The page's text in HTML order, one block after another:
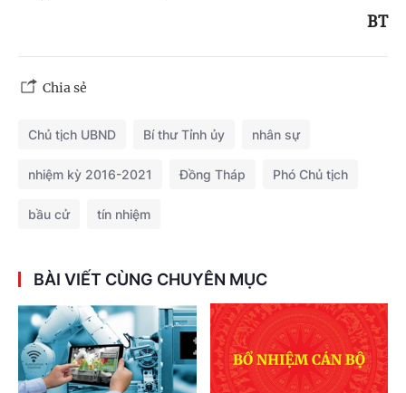
BT
Chia sẻ
Chủ tịch UBND Bí thư Tỉnh ủy nhân sự
nhiệm kỳ 2016-2021 Đồng Tháp Phó Chủ tịch
bầu cử tín nhiệm
BÀI VIẾT CÙNG CHUYÊN MỤC